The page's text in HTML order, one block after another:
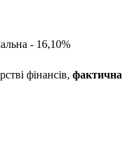
- 16,10%
фінансів, фактична